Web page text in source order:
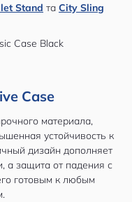
Stand та City Sling
Case
материала,
устойчивость к
дизайн дополняет
а защита от падения с
готовым к любым